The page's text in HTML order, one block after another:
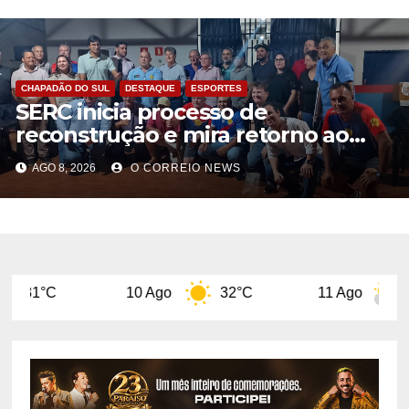
CHAPADÃO DO SUL DESTAQUE ESPORTES
SERC inicia processo de
reconstrução e mira retorno ao
futebol profissional em Chapadão
do Sul
AGO 8, 2026 O CORREIO NEWS
32°C 11 Ago 29°C